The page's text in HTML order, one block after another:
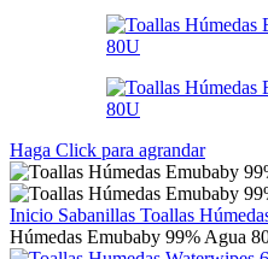
Haga Click para agrandar
Inicio Sabanillas Toallas
Húmedas Emubaby 99% Agua